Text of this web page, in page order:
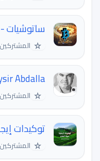
ساتوشيات - Satoshiat
☆ المشتركين:
Abdalla
☆ المشتركين:
توكيدات
☆ المشتركين: